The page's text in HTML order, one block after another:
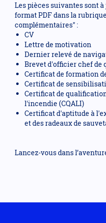
Les pièces suivantes sont
format PDF dans la
complémentaires" :
CV
Lettre de motivation
Dernier relevé de
Brevet d'officier chef de
Certificat de formation
Certificat de
Certificat de
l'incendie (CQALI)
Certificat d'aptitude à
et des radeaux de
Lancez-vous dans